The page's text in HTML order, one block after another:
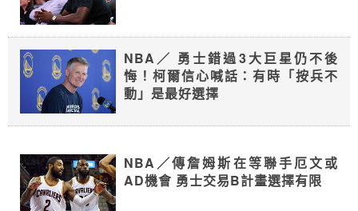
NBA／ 勇士錯過3大巨星仍不後
悔！柯爾信心喊話：有時「按兵不
動」是最好選擇
NBA／傳詹姆斯在等聯手厄文或
AD機會 勇士交易B計畫選擇有限